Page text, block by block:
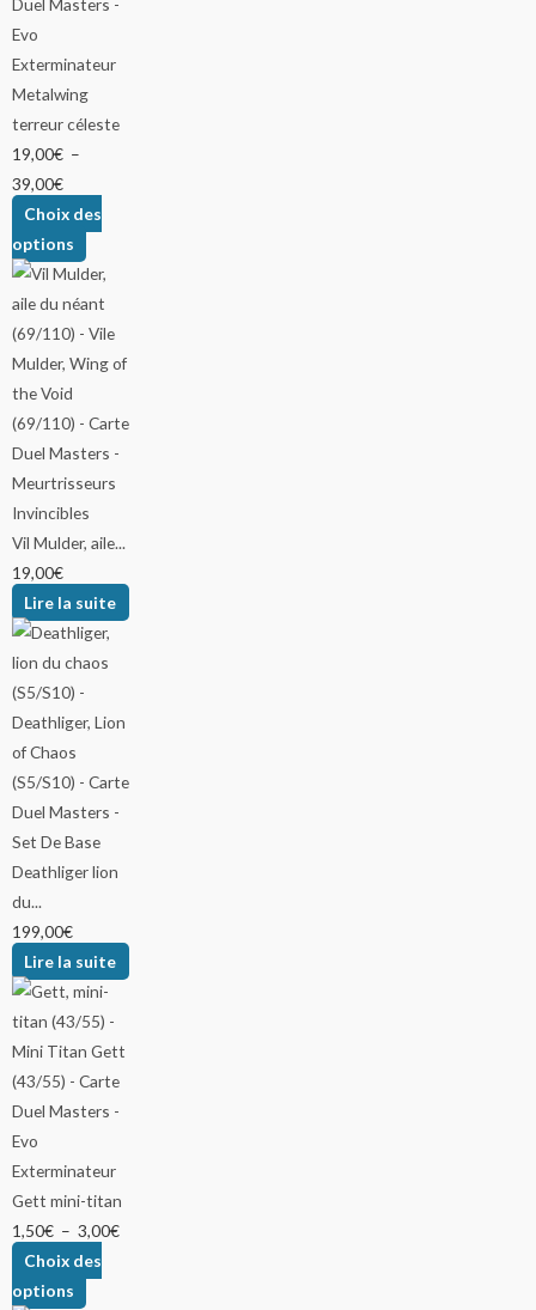
Metalwing
terreur céleste
19,00€ –
39,00€
Choix des
options
Vil Mulder, aile...
19,00€
Lire la suite
Deathliger lion
du...
199,00€
Lire la suite
Gett mini-titan
1,50€ – 3,00€
Choix des
options